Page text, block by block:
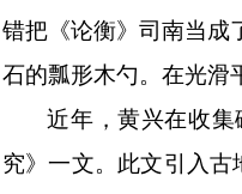
错把《论衡》司南当成
石的瓢形木勺。在光滑
近年，黄兴在收
究》一文。此文引入